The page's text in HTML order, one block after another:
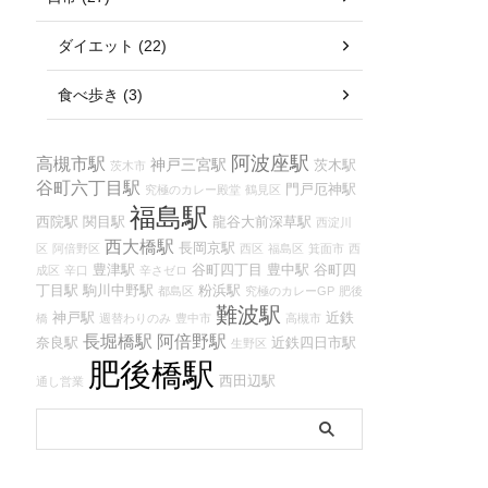
ダイエット (22)
食べ歩き (3)
高槻市駅 茨木市 神戸三宮駅 阿波座駅 茨木駅
谷町六丁目駅 究極のカレー殿堂 鶴見区 門戸厄神駅
西院駅 関目駅 福島駅 龍谷大前深草駅 西淀川
区
阿倍野区 西大橋駅 長岡京駅 西区 福島区 箕面市 西
成区 辛口 豊津駅 辛さゼロ 谷町四丁目 豊中駅 谷町四
丁目駅 駒川中野駅 都島区 粉浜駅 究極のカレーGP 肥後
橋 神戸駅 週替わりのみ 豊中市 難波駅 高槻市 近鉄
奈良駅 長堀橋駅 阿倍野駅 生野区 近鉄四日市駅
通し営業 肥後橋駅 西田辺駅